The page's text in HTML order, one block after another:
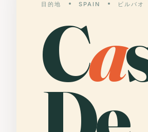
目的地 SPAIN ビルバオ
Ca